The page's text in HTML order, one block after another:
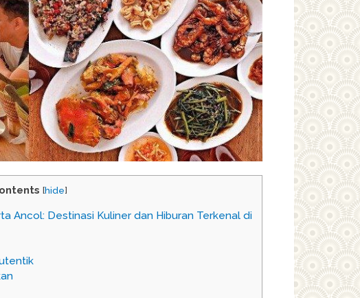
[hide]
Ancol: Destinasi Kuliner dan Hiburan Terkenal di